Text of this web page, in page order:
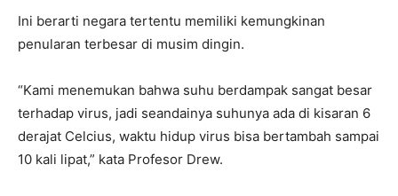
Ini berarti negara tertentu memiliki kemungkinan
penularan terbesar di musim dingin.
“Kami menemukan bahwa suhu berdampak sangat besar
terhadap virus, jadi seandainya suhunya ada di kisaran 6
derajat Celcius, waktu hidup virus bisa bertambah sampai
10 kali lipat,” kata Profesor Drew.